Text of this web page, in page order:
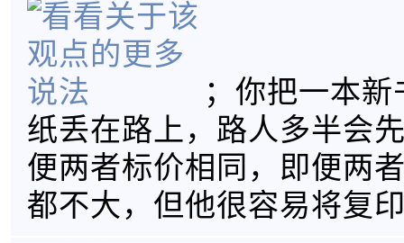
；你把一本
纸丢在路上，路人多半会
便两者标价相同，即便两
都不大，但他很容易将复